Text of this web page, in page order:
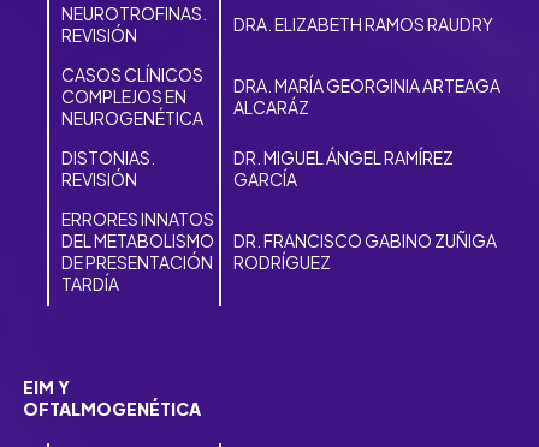
NEUROTROFINAS.
REVISIÓN
DRA. ELIZABETH RAMOS RAUDRY
CASOS CLÍNICOS
COMPLEJOS EN
NEUROGENÉTICA
DRA. MARÍA GEORGINIA ARTEAGA
ALCARÁZ
DISTONIAS.
REVISIÓN
DR. MIGUEL ÁNGEL RAMÍREZ
GARCÍA
ERRORES INNATOS
DEL METABOLISMO
DE PRESENTACIÓN
TARDÍA
DR. FRANCISCO GABINO ZUÑIGA
RODRÍGUEZ
EIM Y
OFTALMOGENÉTICA